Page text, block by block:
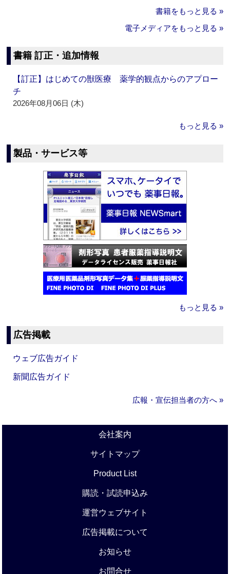
書籍をもっと見る »
電子メディアをもっと見る »
書籍 訂正・追加情報
【訂正】はじめての獣医療 薬学的観点からのアプロー
チ
2026年08月06日 (木)
もっと見る »
製品・サービス等
もっと見る »
広告掲載
ウェブ広告ガイド
新聞広告ガイド
広報・宣伝担当者の方へ »
会社案内
サイトマップ
Product List
購読・試読申込み
運営ウェブサイト
広告掲載について
お知らせ
お問合せ